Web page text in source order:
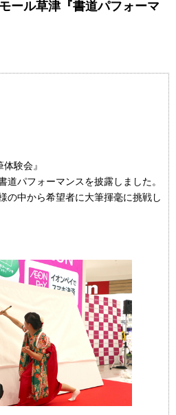
ール草津『書道パフォーマ
験会』
道パフォーマンスを披露しました。
の中から希望者に大筆揮毫に挑戦し